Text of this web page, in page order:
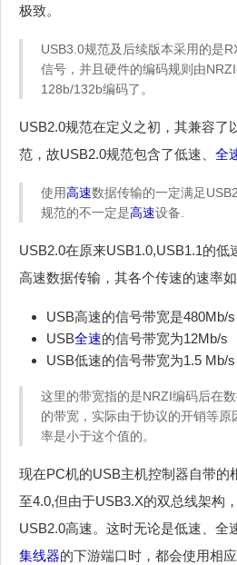
极致。
USB3.0规范及后续版本采用的是
信号，并且硬件的编码规则由
128b/132b编码了。
USB2.0规范在定义之初，其兼容了
范，故USB2.0规范包含了低速、 全
使用高速数据传输的一定满足
规范的不一定是高速设备.
USB2.0在原来USB1.0,USB1.1的低
高速数据传输，其各个传速的速率如
USB高速的信号带宽是480Mb/s
USB全速的信号带宽为12Mb/s
USB低速的信号带宽为1.5 Mb/s
这里的带宽指的是NRZI编码后在
的带宽，实际由于协议的开销等原
率是小于这个值的。
现在PC机的USB主机控制器自带的
至4.0,但由于USB3.X的双总线架构
USB2.0高速。这时无论是低速、全
集线器的下游端口时，都会使用相